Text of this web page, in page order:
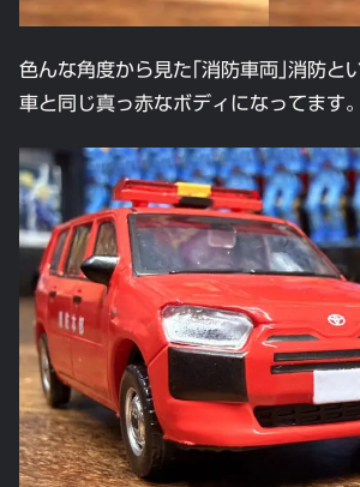
色んな角度から見た｢消防車両｣消防と
車と同じ真っ赤なボディになってます。